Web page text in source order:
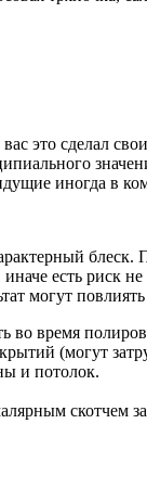
это сделал
иногда в
есть риск
могут
во время
(могут
и потолок.
скотчем